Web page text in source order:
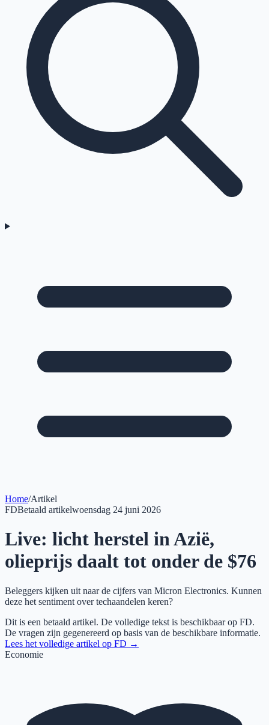
Home/Artikel
FDBetaald artikelwoensdag 24 juni 2026
Live: licht herstel in Azië,
olieprijs daalt tot onder de $76
Beleggers kijken uit naar de cijfers van Micron Electronics. Kunnen
deze het sentiment over techaandelen keren?
Dit is een betaald artikel. De volledige tekst is beschikbaar op FD.
De vragen zijn gegenereerd op basis van de beschikbare informatie.
Lees het volledige artikel op FD →
Economie